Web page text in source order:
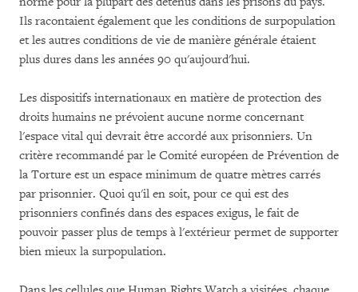
Ils racontaient également que les conditions de surpopulation
et les autres conditions de vie de manière générale étaient
plus dures dans les années 90 qu'aujourd'hui.
Les dispositifs internationaux en matière de protection des
droits humains ne prévoient aucune norme concernant
l'espace vital qui devrait être accordé aux prisonniers. Un
critère recommandé par le Comité européen de Prévention de
la Torture est un espace minimum de quatre mètres carrés
par prisonnier. Quoi qu'il en soit, pour ce qui est des
prisonniers confinés dans des espaces exigus, le fait de
pouvoir passer plus de temps à l'extérieur permet de supporter
bien mieux la surpopulation.